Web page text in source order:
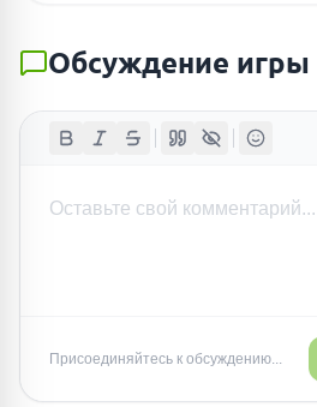
Обсуждение игры
Присоединяйтесь к обсуждению...